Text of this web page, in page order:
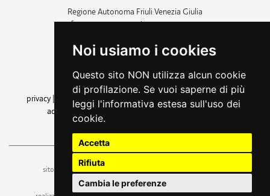
Noi usiamo i cookies
Questo sito NON utilizza alcun cookie
di profilazione. Se vuoi saperne di più
leggi l'informativa estesa sull'uso dei
cookie.
Accetta
Rifiuta
Cambia le preferenze
Regione Autonoma Friuli Venezia Giulia
c.f. 80014930327; p.iva 00526040324
+39 040 3771111
amministrazione trasparente
privacy
cookie |note legali accessibilità
dichiarazione di
accessibilità| feedback
cambio preferenze cookie
sito a cura dell'ufficio stampa e comunicazione